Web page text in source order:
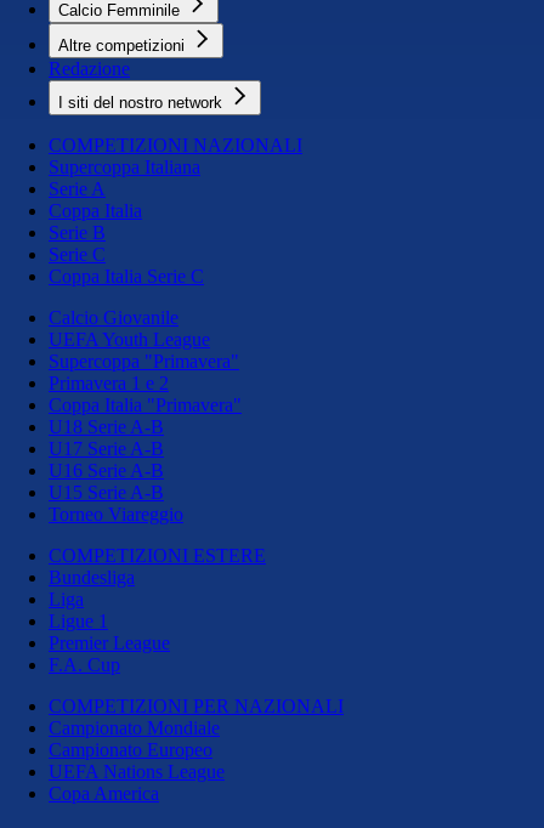
Calcio Femminile
Altre competizioni
Redazione
I siti del nostro network
COMPETIZIONI NAZIONALI
Supercoppa Italiana
Serie A
Coppa Italia
Serie B
Serie C
Coppa Italia Serie C
Calcio Giovanile
UEFA Youth League
Supercoppa "Primavera"
Primavera 1 e 2
Coppa Italia "Primavera"
U18 Serie A-B
U17 Serie A-B
U16 Serie A-B
U15 Serie A-B
Torneo Viareggio
COMPETIZIONI ESTERE
Bundesliga
Liga
Ligue 1
Premier League
F.A. Cup
COMPETIZIONI PER NAZIONALI
Campionato Mondiale
Campionato Europeo
UEFA Nations League
Copa America